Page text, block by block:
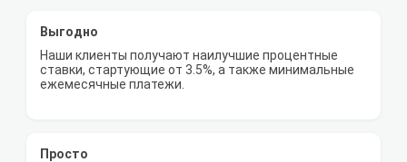
Выгодно
Наши клиенты получают наилучшие процентные
ставки, стартующие от 3.5%, а также минимальные
ежемесячные платежи.
Просто